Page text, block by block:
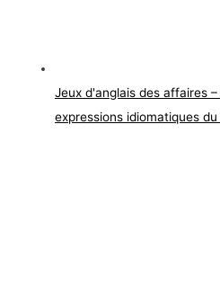
Jeux d'anglais des affaires
expressions idiomatiques